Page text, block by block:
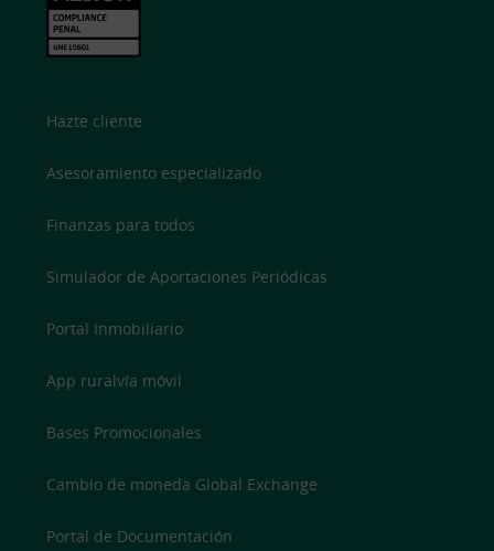
Hazte cliente
Asesoramiento especializado
Finanzas para todos
Simulador de Aportaciones Periódicas
Portal Inmobiliario
App ruralvía móvil
Bases Promocionales
Cambio de moneda Global Exchange
Portal de Documentación